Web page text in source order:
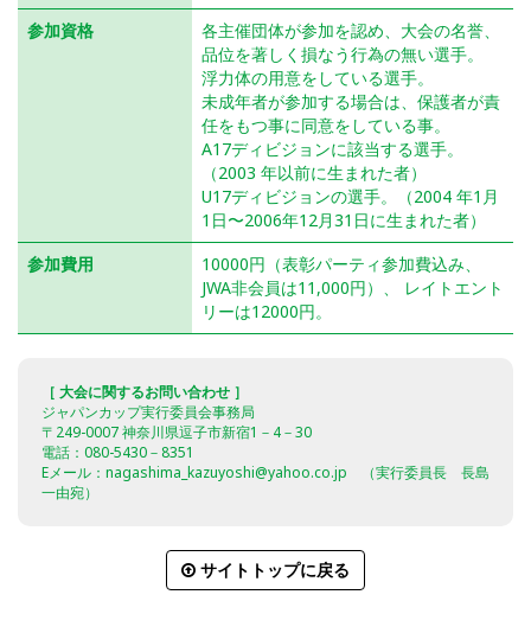
参加資格
各主催団体が参加を認め、大会の名誉、
品位を著しく損なう行為の無い選手。
浮力体の用意をしている選手。
未成年者が参加する場合は、保護者が責
任をもつ事に同意をしている事。
A17ディビジョンに該当する選手。
（2003 年以前に生まれた者）
U17ディビジョンの選手。（2004 年1月
1日〜2006年12月31日に生まれた者）
参加費用
10000円（表彰パーティ参加費込み、
JWA非会員は11,000円）、 レイトエント
リーは12000円。
［ 大会に関するお問い合わせ ］
ジャパンカップ実行委員会事務局
〒249-0007 神奈川県逗子市新宿1－4－30
電話：080-5430－8351
Eメール：nagashima_kazuyoshi@yahoo.co.jp （実行委員長 長島
一由宛）
サイトトップに戻る